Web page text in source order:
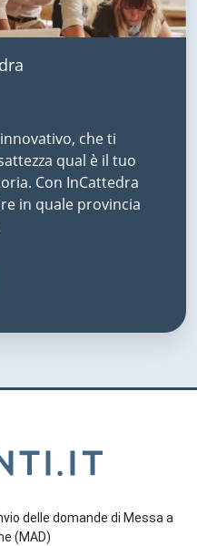
che ti
qual è il tuo
Con InCattedra
in quale provincia
delle domande di Messa a
(MAD)